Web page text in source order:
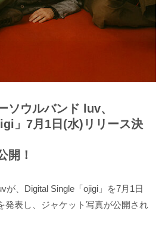
ソウルバンド luv、
」7月1日(水)リリース決
開！
が、Digital Single「ojigi」を7月1日
発表し、ジャケット写真が公開され